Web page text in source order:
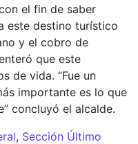
el fin de saber
este destino turístico
y el cobro de
que este
de vida. “Fue un
importante es lo que
concluyó el alcalde.
, Sección Último